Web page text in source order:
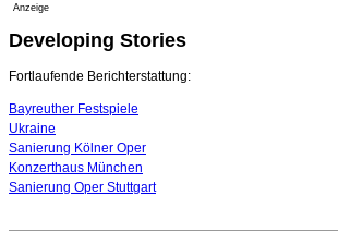
Dirigent Nicolás Pasquet mit Würth-Preis der
Jeunesses Musicales ausgezeichnet
07. August 2026 - 13:20 Uhr
Anzeige
Developing Stories
Fortlaufende Berichterstattung:
Bayreuther Festspiele
Ukraine
Sanierung Kölner Oper
Konzerthaus München
Sanierung Oper Stuttgart